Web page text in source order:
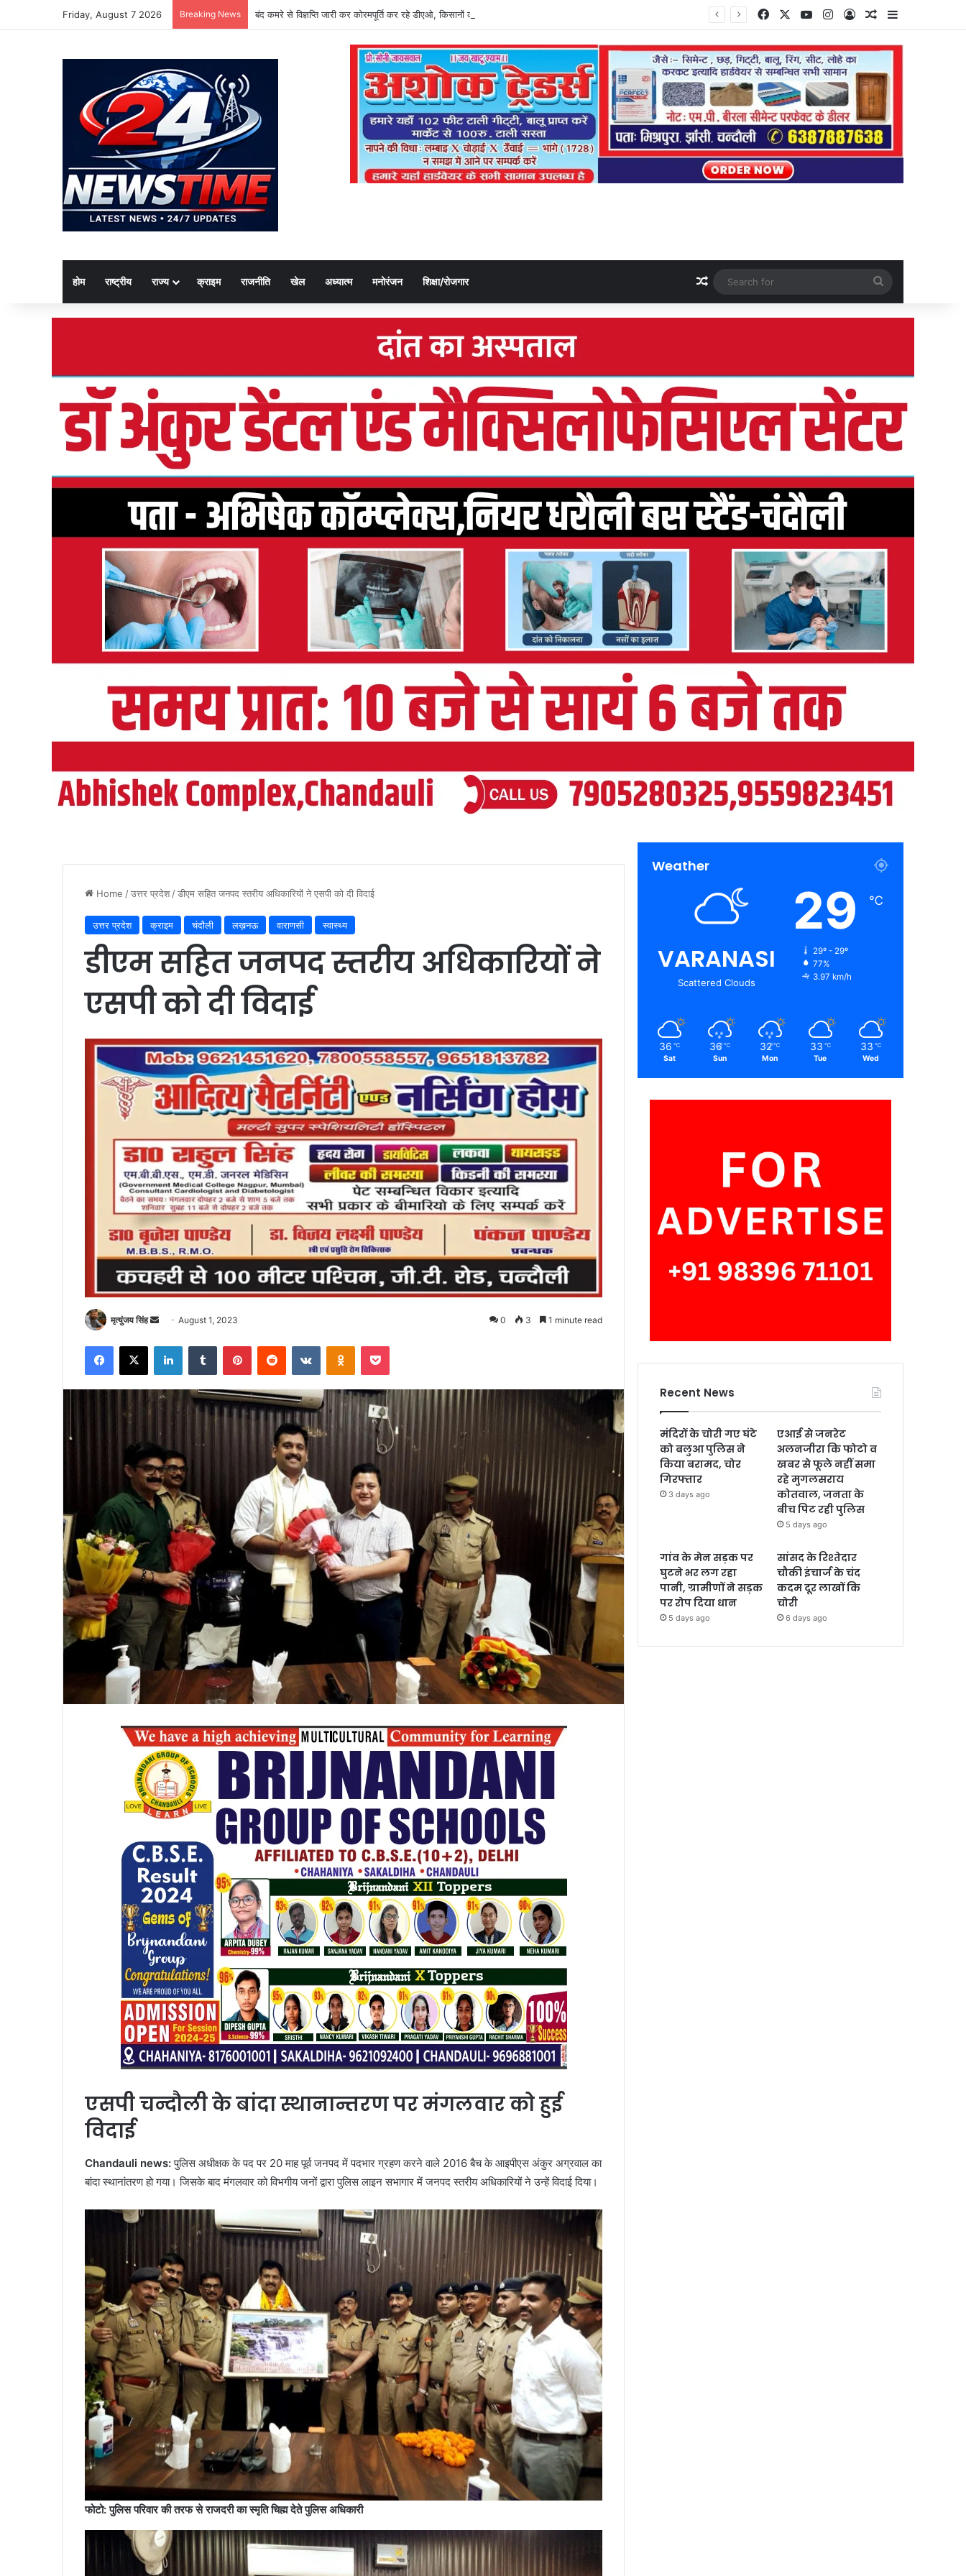
Friday, August 7 2026 Breaking News बंद कमरे से विज्ञप्ति जारी कर कोरमपूर्ति कर रहे डीएओ, किसानों को लूट रहे निजी दुकानदार FacebookYouTubeInstagram
Log InRandom Article
Sidebar
होम राष्ट्रीय राज्य क्राइम राजनीति खेल अध्यात्म मनोरंजन शिक्षा/रोजगार Random Article
for
Home /उत्तर प्रदेश /डीएम सहित जनपद स्तरीय अधिकारियों ने एसपी को दी विदाई
उत्तर प्रदेश क्राइम चंदौली लख़नऊ वाराणसी स्वास्थ्य
डीएम सहित जनपद स्तरीय अधिकारियों ने
एसपी को दी विदाई
मृत्युंजय सिंह
Send
email
August 1, 2023 0 3 1 minute read
Facebook
X LinkedInTumblr PinterestReddit VKontakteOdnoklassniki
Pocket
एसपी चन्दौली के बांदा स्थानान्तरण पर मंगलवार को हुई
विदाई
Chandauli news:पुलिस अधीक्षक के पद पर 20 माह पूर्व जनपद में पदभार ग्रहण करने वाले 2016 बैच के आइपीएस अंकुर अग्रवाल का
बांदा स्थानांतरण हो गया। जिसके बाद मंगलवार को विभगीय जनों द्वारा पुलिस लाइन सभागार में जनपद स्तरीय अधिकारियों ने उन्हें विदाई दिया।
फोटो: पुलिस परिवार की तरफ से राजदरी का स्मृति चिह्म देते पुलिस अधिकारी
Weather
VARANASI
Scattered Clouds
29 ℃
29º - 29º
77%
3.97 km/h
36 ℃
Sat
36 ℃
Sun
32 ℃
Mon
33 ℃
Tue
33 ℃
Wed
Recent News
मंदिरों के चोरी गए घंटे
को बलुआ पुलिस ने
किया बरामद, चोर
गिरफ्तार
3 days ago
एआई से जनरेट
अलनजीरा कि फोटो व
खबर से फूले नहीं समा
रहे मुगलसराय
कोतवाल, जनता के
बीच पिट रही पुलिस
5 days ago
गांव के मेन सड़क पर
घुटने भर लग रहा
पानी, ग्रामीणों ने सड़क
पर रोप दिया धान
5 days ago
सांसद के रिश्तेदार
चौकी इंचार्ज के चंद
कदम दूर लाखों कि
चोरी
6 days ago